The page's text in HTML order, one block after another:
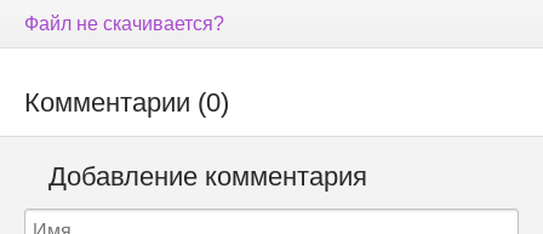
Файл не скачивается?
Комментарии (0)
Добавление комментария